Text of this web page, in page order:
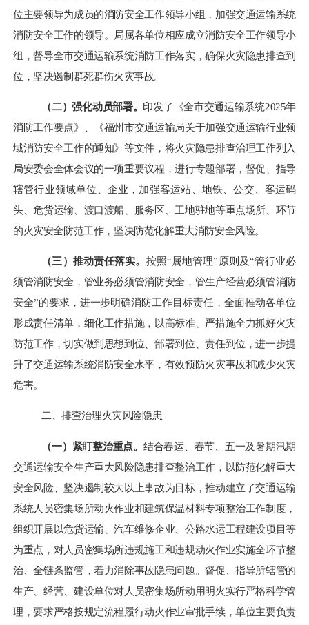
位主要领导为成员的消防安全工作领导小组，加强交通运输系统
消防安全工作的领导。局属各单位相应成立消防安全工作领导小
组，督导全市交通运输系统消防工作落实，确保火灾隐患排查到
位，坚决遏制群死群伤火灾事故。
（二）强化动员部署。 印发了《全市交通运输系统2025年
消防工作要点》、《福州市交通运输局关于加强交通运输行业领
域消防安全工作的通知》等文件，将火灾隐患排查治理工作列入
局安委会全体会议的一项重要议程，进行专题部署，督促、指导
辖管行业领域单位、企业，加强客运站、地铁、公交、客运码
头、危货运输、渡口渡船、服务区、工地驻地等重点场所、环节
的火灾安全防范工作，坚决防范化解重大消防安全风险。
（三）推动责任落实。 按照“属地管理”原则及“管行业必
须管消防安全，管业务必须管消防安全，管生产经营必须管消防
安全”的要求，进一步明确消防工作目标责任，全面推动各单位
形成责任清单，细化工作措施，以高标准、严措施全力抓好火灾
防范工作，切实做到思想到位、部署到位、责任到位，进一步提
升了交通运输系统消防安全水平，有效预防火灾事故和减少火灾
危害。
二、排查治理火灾风险隐患
（一） 紧盯整治重点。 结合春运、春节、五一及暑期汛期
交通运输安全生产重大风险隐患排查整治工作，以防范化解重大
安全风险、坚决遏制较大以上事故为目标，推动建立了交通运输
系统人员密集场所动火作业和建筑保温材料专项整治工作制度，
组织开展以危货运输、汽车维修企业、公路水运工程建设项目等
为重点，对人员密集场所违规施工和违规动火作业实施全环节整
治、全链条监管，着力消除事故隐患问题。督促、指导所辖管的
生产、经营、建设单位对人员密集场所动用明火实行严格科学管
理，要求严格按规定流程履行动火作业审批手续，单位主要负责